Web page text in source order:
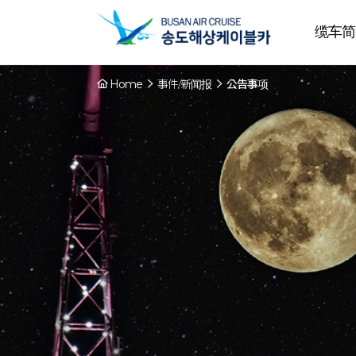
缆车
Home 事件/新闻报 公告事项